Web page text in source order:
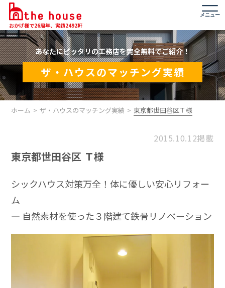
おかげ様で26周年、実績2492軒
メニュー
あなたにピッタリの工務店を完全無料でご紹介！
ザ・ハウスのマッチング実績
ホーム ザ・ハウスのマッチング実績 東京都世田谷区Ｔ様
2015.10.12掲載
東京都世田谷区 Ｔ様
シックハウス対策万全！体に優しい安心リフォー
ム
― 自然素材を使った３階建て鉄骨リノベーション